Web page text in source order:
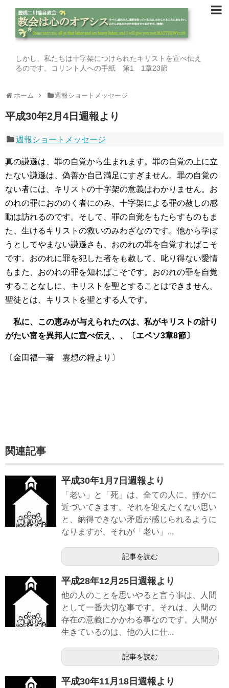
しかし、私たちは十字架につけられたキリストを宣べ伝え
るのです。コリント人への手紙 第1 1章23節
ホーム 週報ショートメッセージ
平成30年2月4日週報より
週報ショートメッセージ
真の謙遜は、罪の自覚から生まれます。罪の自覚の上に立
たない謙遜は、偽善か自己満足にすぎません。罪の自覚の
ない者には、キリストの十字架の意義はわかりません。お
のれの罪におののく者にのみ、十字架による罪の赦しの感
動は訪れるのです。そして、罪の自覚をもたらすものもま
た、生けるキリストの救いのみわざなのです。他から学ぼ
うとしてやまない謙遜さも、おのれの罪を自覚すればこそ
です。おのれに罪を犯した者をも赦して、叱り得ない愛情
もまた、おのれの罪を知ればこそです。おのれの罪を自覚
することなしに、キリストを聖とすることはできません。
聖徒とは、キリストを聖とする人です。
私に、この恵みが与えられたのは、私がキリストの計り
がたい富を異邦人に宣べ伝え、、〔エペソ3章8節〕
〔金田福一著 霊想の糧より〕
関連記事
平成30年1月7日週報より
「老い」と「死」は、全ての人に、静かに
近づいてきます。それを迎えたくない思い
と、納得できない矛盾が感じられるように
なりますが、それが「老い」...
記事を読む
平成28年12月25日週報より
他の人のことを思いやると言う事は、人間
として一番大切な事です。それは、人間の
存在の意義にかかわる事なのです。人間が
生きているのは、他の人に仕...
記事を読む
平成30年11月18日週報より